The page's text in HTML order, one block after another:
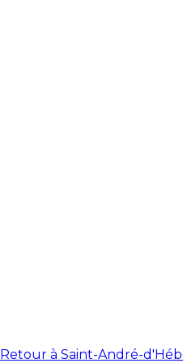
Retour à Saint-André-